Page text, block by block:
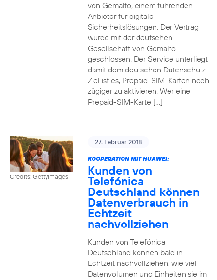
von Gemalto, einem führenden
Anbieter für digitale
Sicherheitslösungen. Der Vertrag
wurde mit der deutschen
Gesellschaft von Gemalto
geschlossen. Der Service unterliegt
damit dem deutschen Datenschutz.
Ziel ist es, Prepaid-SIM-Karten noch
zügiger zu aktivieren. Wer eine
Prepaid-SIM-Karte […]
Credits: Gettyimages
27. Februar 2018
KOOPERATION MIT HUAWEI:
Kunden von
Telefónica
Deutschland können
Datenverbrauch in
Echtzeit
nachvollziehen
Kunden von Telefónica
Deutschland können bald in
Echtzeit nachvollziehen, wie viel
Datenvolumen und Einheiten sie im